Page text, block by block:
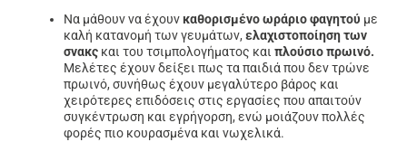
Να μάθουν να έχουν καθορισμένο ωράριο φαγητού με
καλή κατανομή των γευμάτων, ελαχιστοποίηση των
σνακςκαι του τσιμπολογήματος και πλούσιο πρωινό.
Μελέτες έχουν δείξει πως τα παιδιά που δεν τρώνε
πρωινό, συνήθως έχουν μεγαλύτερο βάρος και
χειρότερες επιδόσεις στις εργασίες που απαιτούν
συγκέντρωση και εγρήγορση, ενώ μοιάζουν πολλές
φορές πιο κουρασμένα και νωχελικά.